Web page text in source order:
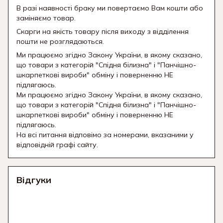
В разі наявності браку ми повертаємо Вам кошти або
заміняємо товар.
Скарги на якість товару після виходу з відділення
пошти не розглядаються.
Ми працюємо згідно Закону України, в якому сказано,
що товари з категорій "Спідня білизна" і "Панчішно-
шкарпеткові вироби" обміну і поверненню НЕ
підлягаюсь.
Ми працюємо згідно Закону України, в якому сказано,
що товари з категорій "Спідня білизна" і "Панчішно-
шкарпеткові вироби" обміну і поверненню НЕ
підлягаюсь.
На всі питання відповімо за номерами, вказаними у
відповідній графі сайту.
Відгуки